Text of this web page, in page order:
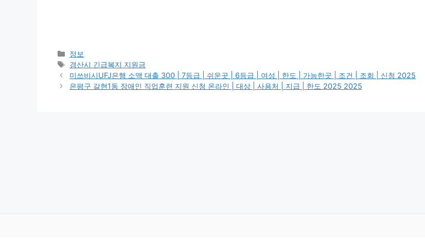
카
테
고
리
정보
태
그
경산시 긴급복지 지원금
미쓰비시UFJ은행 소액 대출 300 | 7등급 | 쉬운곳 | 6등급 | 여성 | 한도 | 가능한곳 | 조건 | 조회 | 신청 2025
은평구 갈현1동 장애인 직업훈련 지원 신청 온라인 | 대상 | 사용처 | 지급 | 한도 2025 2025